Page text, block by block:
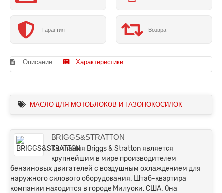
Гарантия Возврат
Описание Характеристики
МАСЛО ДЛЯ МОТОБЛОКОВ И ГАЗОНОКОСИЛОК
BRIGGS&STRATTON
Компания Briggs & Stratton является
крупнейшим в мире производителем
бензиновых двигателей с воздушным охлаждением для
наружного силового оборудования. Штаб-квартира
компании находится в городе Милуоки, США. Она